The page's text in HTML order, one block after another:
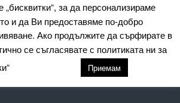
„бисквитки“, за да персонализираме
и да Ви предоставяме по-добро
Ако продължите да сърфирате в
се съгласявате с политиката ни за
Приемам